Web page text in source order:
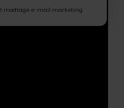
modtage e-mail marketing